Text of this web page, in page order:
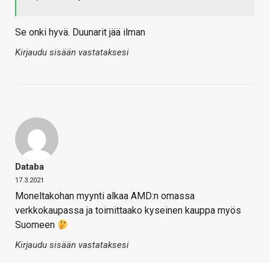
Se onki hyvä. Duunarit jää ilman
Kirjaudu sisään vastataksesi
Databa
17.3.2021
Moneltakohan myynti alkaa AMD:n omassa
verkkokaupassa ja toimittaako kyseinen kauppa myös
Suomeen
Kirjaudu sisään vastataksesi